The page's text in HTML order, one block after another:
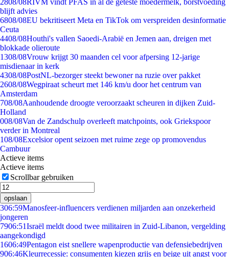
2808/08RIVM vindt PFAS in al de geteste moedermelk, borstvoeding
blijft advies
6808/08EU bekritiseert Meta en TikTok om verspreiden desinformatie
Ceuta
4408/08Houthi's vallen Saoedi-Arabië en Jemen aan, dreigen met
blokkade olieroute
1308/08Vrouw krijgt 30 maanden cel voor afpersing 12-jarige
misdienaar in kerk
4308/08PostNL-bezorger steekt bewoner na ruzie over pakket
2608/08Wegpiraat scheurt met 146 km/u door het centrum van
Amsterdam
708/08Aanhoudende droogte veroorzaakt scheuren in dijken Zuid-
Holland
008/08Van de Zandschulp overleeft matchpoints, ook Griekspoor
verder in Montreal
108/08Excelsior opent seizoen met ruime zege op promovendus
Cambuur
Actieve items
Actieve items
Scrollbar gebruiken
opslaan
306:59Manosfeer-influencers verdienen miljarden aan onzekerheid
jongeren
7906:51Israël meldt dood twee militairen in Zuid-Libanon, vergelding
aangekondigd
1606:49Pentagon eist snellere wapenproductie van defensiebedrijven
906:46Kleurrecessie: consumenten kiezen grijs en beige uit angst voor